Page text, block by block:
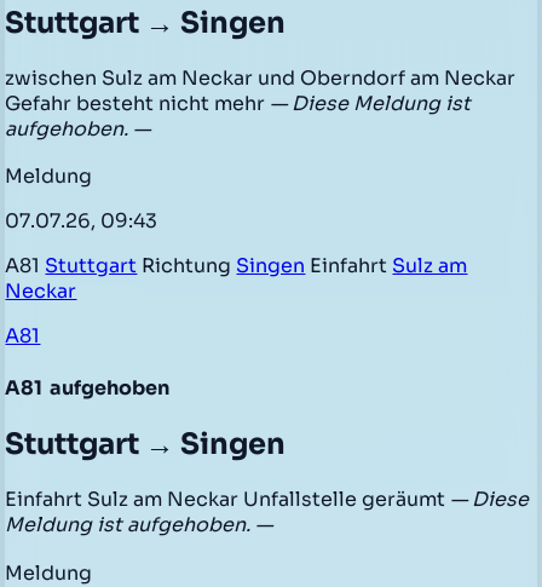
Stuttgart → Singen
zwischen Sulz am Neckar und Oberndorf am Neckar
Gefahr besteht nicht mehr — Diese Meldung ist
aufgehoben. —
Meldung
07.07.26, 09:43
A81 Stuttgart Richtung Singen Einfahrt Sulz am
Neckar
A81
A81 aufgehoben
Stuttgart → Singen
Einfahrt Sulz am Neckar Unfallstelle geräumt — Diese
Meldung ist aufgehoben. —
Meldung